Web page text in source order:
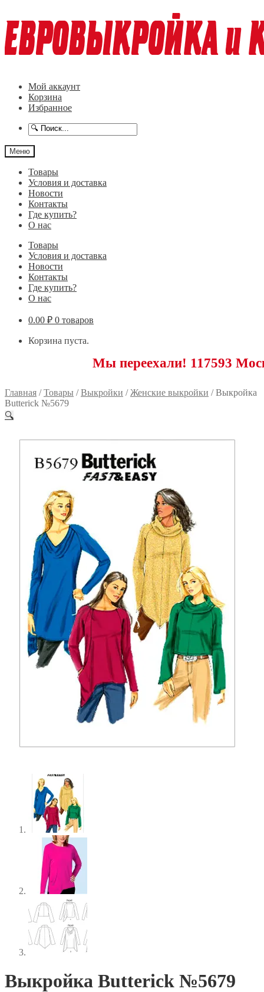
к
навигации
к
содержимому
Мой аккаунт
Корзина
Избранное
Меню
Товары
Условия и доставка
Новости
Контакты
Где купить?
О нас
Товары
Условия и доставка
Новости
Контакты
Где купить?
О нас
0.00 ₽ 0 товаров
Корзина пуста.
Мы переехали! 117593 Москва,
Главная /Товары /Выкройки /Женские выкройки /Выкройка
Butterick №5679
🔍
Выкройка Butterick №5679